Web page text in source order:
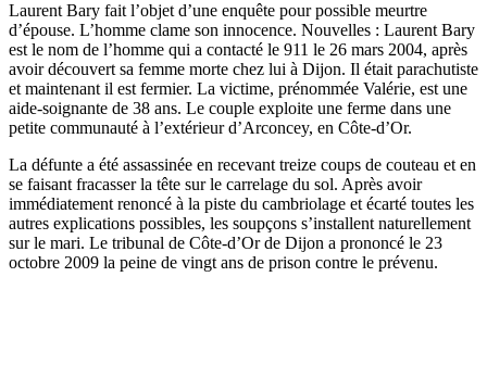
Laurent Bary fait l’objet d’une enquête pour possible meurtre
d’épouse. L’homme clame son innocence. Nouvelles : Laurent Bary
est le nom de l’homme qui a contacté le 911 le 26 mars 2004, après
avoir découvert sa femme morte chez lui à Dijon. Il était parachutiste
et maintenant il est fermier. La victime, prénommée Valérie, est une
aide-soignante de 38 ans. Le couple exploite une ferme dans une
petite communauté à l’extérieur d’Arconcey, en Côte-d’Or.
La défunte a été assassinée en recevant treize coups de couteau et en
se faisant fracasser la tête sur le carrelage du sol. Après avoir
immédiatement renoncé à la piste du cambriolage et écarté toutes les
autres explications possibles, les soupçons s’installent naturellement
sur le mari. Le tribunal de Côte-d’Or de Dijon a prononcé le 23
octobre 2009 la peine de vingt ans de prison contre le prévenu.